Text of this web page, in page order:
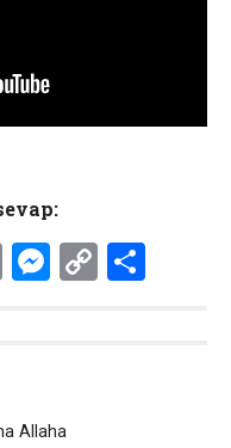
EmailCopy
Allaha